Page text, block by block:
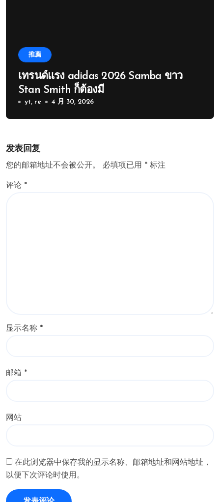
推薦
เทรนด์แรง adidas 2026 Samba ขาว
Stan Smith ก็ต้องมี
yt, re 4 月 30, 2026
发表回复
您的邮箱地址不会被公开。 必填项已用 * 标注
评论 *
显示名称 *
邮箱 *
网站
在此浏览器中保存我的显示名称、邮箱地址和网站地址，
以便下次评论时使用。